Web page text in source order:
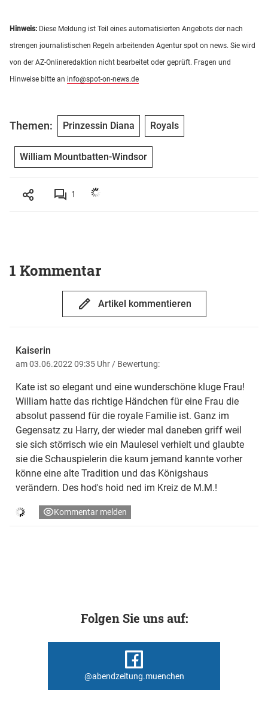
Hinweis: Diese Meldung ist Teil eines automatisierten Angebots der nach
strengen journalistischen Regeln arbeitenden Agentur spot on news. Sie wird
von der AZ-Onlineredaktion nicht bearbeitet oder geprüft. Fragen und
Hinweise bitte an info@spot-on-news.de
Themen: Prinzessin Diana Royals
William Mountbatten-Windsor
1
1 Kommentar
Artikel kommentieren
Kaiserin
am 03.06.2022 09:35 Uhr / Bewertung:
Kate ist so elegant und eine wunderschöne kluge Frau!
William hatte das richtige Händchen für eine Frau die
absolut passend für die royale Familie ist. Ganz im
Gegensatz zu Harry, der wieder mal daneben griff weil
sie sich störrisch wie ein Maulesel verhielt und glaubte
sie die Schauspielerin die kaum jemand kannte vorher
könne eine alte Tradition und das Königshaus
verändern. Des hod's hoid ned im Kreiz de M.M.!
Kommentar melden
Folgen Sie uns auf:
@abendzeitung.muenchen